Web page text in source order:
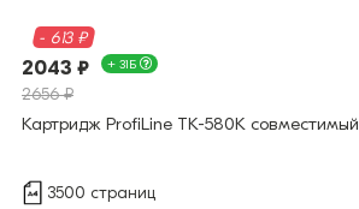
- 613 ₽
2043 ₽ + 31Б
2656 ₽
Картридж ProfiLine TK-580K совместимый
3500 страниц